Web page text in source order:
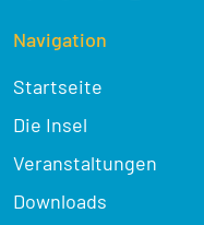
Navigation
Startseite
Die Insel
Veranstaltungen
Downloads